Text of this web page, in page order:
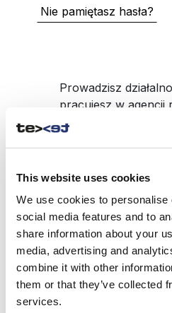
This website uses cookies
We use cookies to
social media features and to
share information about your
media, advertising and
combine it with other
them or that they’ve collected
services.
Nie pamiętasz hasła?
Prowadzisz
pracujesz w agencji
pośrednika
upominki
ZAREJESTRUJ SIĘ